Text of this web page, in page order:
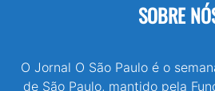
SOBRE
O Jornal O São Paulo é o
de São Paulo, mantido pela